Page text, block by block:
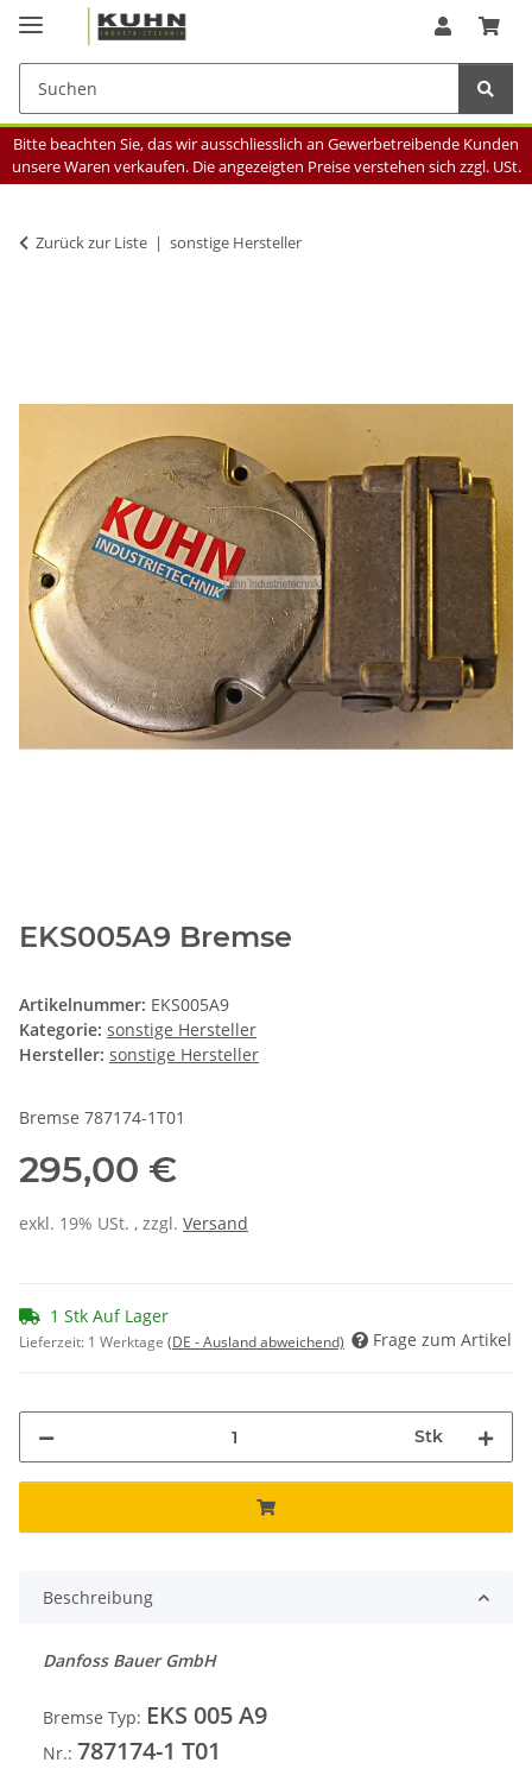
Bitte beachten Sie, das wir ausschliesslich an Gewerbetreibende Kunden
unsere Waren verkaufen. Die angezeigten Preise verstehen sich zzgl. USt.
Zurück zur Liste sonstige Hersteller
EKS005A9 Bremse
Artikelnummer: EKS005A9
Kategorie: sonstige Hersteller
Hersteller: sonstige Hersteller
Bremse 787174-1T01
295,00 €
exkl. 19% USt. , zzgl. Versand
1 Stk Auf Lager
Lieferzeit: 1 Werktage (DE - Ausland abweichend) Frage zum Artikel
Stk
Beschreibung
Danfoss Bauer GmbH
Bremse Typ: EKS 005 A9
Nr.: 787174-1 T01